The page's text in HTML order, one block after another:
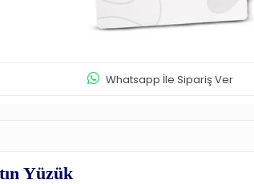
Whatsapp İle Sipariş Ver
Yüzük